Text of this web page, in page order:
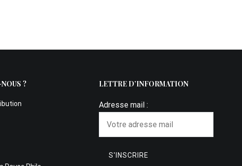
? LETTRE D’INFORMATION
Adresse mail :